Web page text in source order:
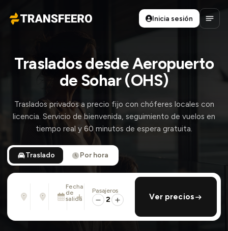
Transfeero
Inicia sesión
Abrir
Traslados desde Aeropuerto
de Sohar (OHS)
Traslados privados a precio fijo con chóferes locales con
licencia. Servicio de bienvenida, seguimiento de vuelos en
tiempo real y 60 minutos de espera gratuita.
Traslado Por hora
Desde
Dirección, aeropuerto, hotel, ...
Hasta
Dirección, aeropuerto, hotel, ...
Fecha
de
salida
Dom., 9 Ago. · 01:45 PM
añadir regreso
Pasajeros
2 Ver precios